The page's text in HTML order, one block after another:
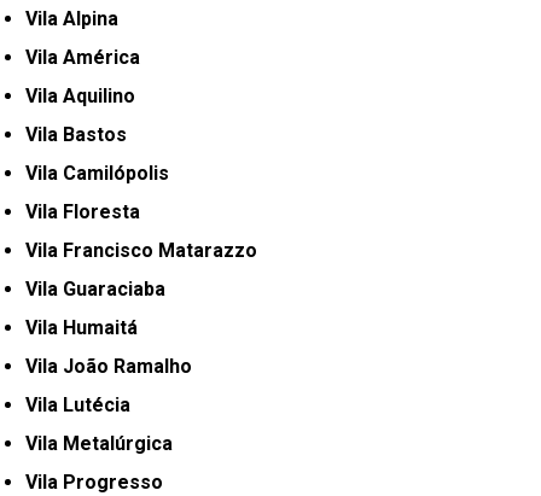
Vila Alpina
Vila América
Vila Aquilino
Vila Bastos
Vila Camilópolis
Vila Floresta
Vila Francisco Matarazzo
Vila Guaraciaba
Vila Humaitá
Vila João Ramalho
Vila Lutécia
Vila Metalúrgica
Vila Progresso